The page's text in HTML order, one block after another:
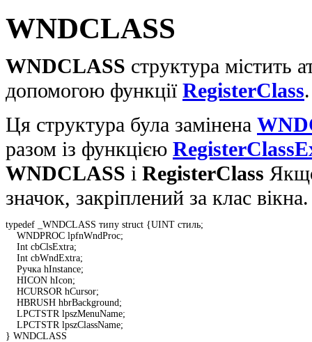
WNDCLASS
WNDCLASS структура містить
допомогою функції RegisterClass.
Ця структура була замінена
разом із функцією
WNDCLASS і RegisterClass
значок, закріплений за клас вікна.
typedef _WNDCLASS типу struct {UINT стиль;
    WNDPROC lpfnWndProc;
    Int cbClsExtra;
    Int cbWndExtra;
    Ручка hInstance;
    HICON hIcon;
    HCURSOR hCursor;
    HBRUSH hbrBackground;
    LPCTSTR lpszMenuName;
    LPCTSTR lpszClassName;
} WNDCLASS